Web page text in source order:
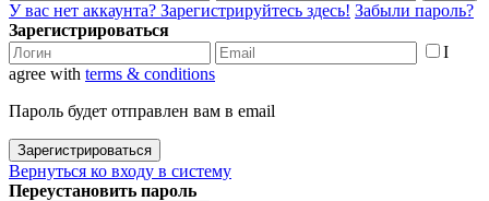
У вас нет аккаунта? Зарегистрируйтесь здесь! Забыли пароль?
Зарегистрироваться
I
agree with terms & conditions
Пароль будет отправлен вам в email
Зарегистрироваться
Вернуться ко входу в систему
Переустановить пароль